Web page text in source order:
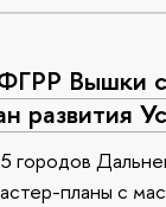
Вышки
развития
городов
планы с